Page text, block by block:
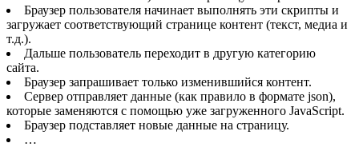
Браузер пользователя начинает выполнять эти скрипты и
загружает соответствующий странице контент (текст, медиа и
т.д.).
Дальше пользователь переходит в другую категорию
сайта.
Браузер запрашивает только изменившийся контент.
Сервер отправляет данные (как правило в формате json),
которые заменяются с помощью уже загруженного JavaScript.
Браузер подставляет новые данные на страницу.
…